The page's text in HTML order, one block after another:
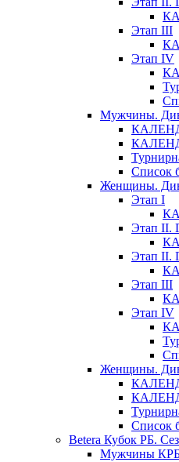
Этап III
Этап IV
Мужчины.
Список
Женщины.
Этап I
Этап II.
Этап II.
Этап III
Этап IV
Женщины.
Список
Betera Кубок РБ.
Мужчины